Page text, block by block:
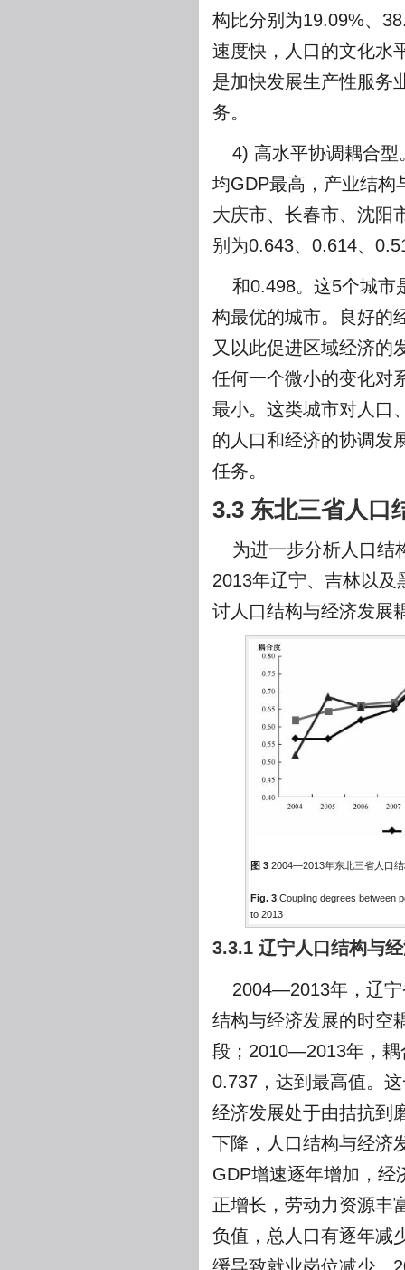
构比分别为19.09%、
速度快，人口的文化水
是加快发展生产性服务
务。
4) 高水平协调耦合
均GDP最高，产业结构
大庆市、长春市、沈阳
别为0.643、0.614、
和0.498。这5个城市
构最优的城市。良好的
又以此促进区域经济的
任何一个微小的变化对
最小。这类城市对人口
的人口和经济的协调发
任务。
3.3 东北三省人口
为进一步分析人口结
2013年辽宁、吉林以
讨人口结构与经济发展
图 3 2004—2013年东北三省人口
Fig. 3 Coupling degrees between
to 2013
3.3.1 辽宁人口结构与
2004—2013年，辽宁
结构与经济发展的时空
段；2010—2013年，
0.737，达到最高值。
经济发展处于由拮抗到
下降，人口结构与经济
GDP增速逐年增加，经
正增长，劳动力资源丰
负值，总人口有逐年减